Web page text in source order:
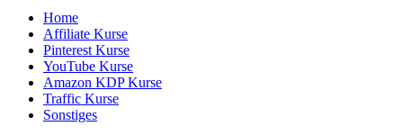
Home
Affiliate Kurse
Pinterest Kurse
YouTube Kurse
Amazon KDP Kurse
Traffic Kurse
Sonstiges